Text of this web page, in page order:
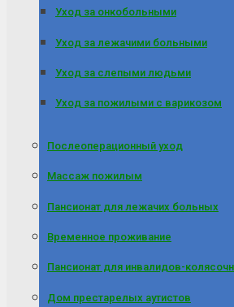
Уход за онкобольными
Уход за лежачими больными
Уход за слепыми людьми
Уход за пожилыми с варикозом
Послеоперационный уход
Массаж пожилым
Пансионат для лежачих больных
Временное проживание
Пансионат для инвалидов-
Дом престарелых аутистов